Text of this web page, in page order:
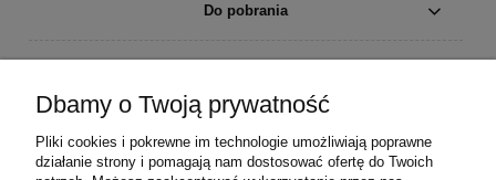
Do pobrania
Płatności i dostawa
Informacje
Dbamy o Twoją prywatność
Pliki cookies i pokrewne im technologie umożliwiają poprawne
działanie strony i pomagają nam dostosować ofertę do Twoich